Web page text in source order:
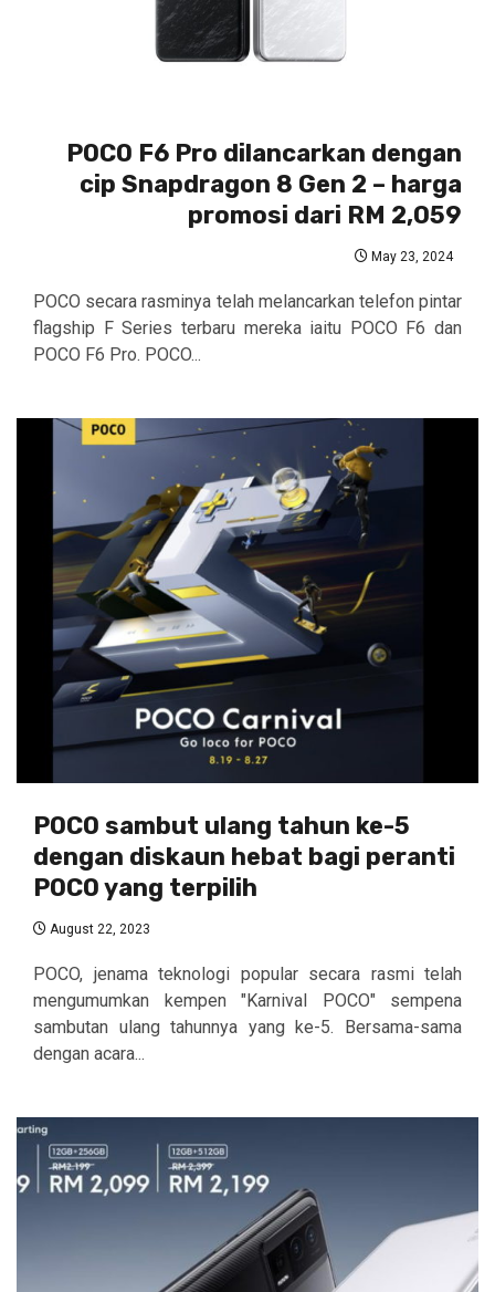
POCO F6 Pro dilancarkan dengan
cip Snapdragon 8 Gen 2 – harga
promosi dari RM 2,059
May 23, 2024
POCO secara rasminya telah melancarkan telefon pintar
flagship F Series terbaru mereka iaitu POCO F6 dan
POCO F6 Pro. POCO...
POCO sambut ulang tahun ke-5
dengan diskaun hebat bagi peranti
POCO yang terpilih
August 22, 2023
POCO, jenama teknologi popular secara rasmi telah
mengumumkan kempen "Karnival POCO" sempena
sambutan ulang tahunnya yang ke-5. Bersama-sama
dengan acara...